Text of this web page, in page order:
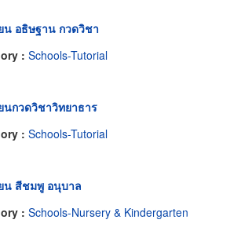
น อธิษฐาน กวดวิชา
: Schools-Tutorial
นกวดวิชาวิทยาธาร
: Schools-Tutorial
น สีชมพู อนุบาล
: Schools-Nursery & Kindergarten